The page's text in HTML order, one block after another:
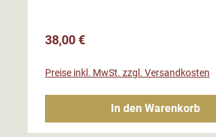
Regulärer Preis:
38,00 €
Preise inkl. MwSt. zzgl. Versandkosten
In den Warenkorb